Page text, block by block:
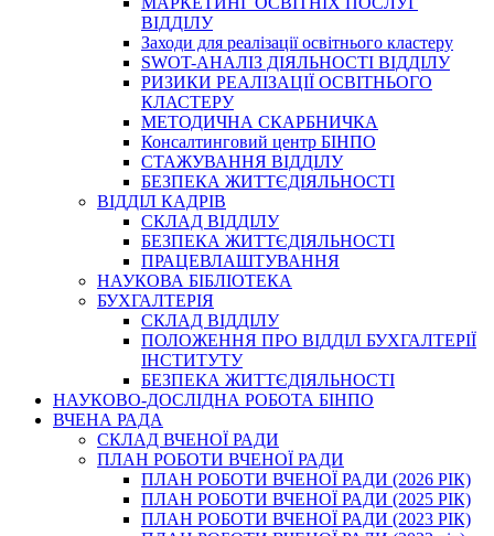
ВІДДІЛУ
Заходи для реалізації освітнього кластеру
SWOT-АНАЛІЗ ДІЯЛЬНОСТІ ВІДДІЛУ
РИЗИКИ РЕАЛІЗАЦІЇ ОСВІТНЬОГО
КЛАСТЕРУ
МЕТОДИЧНА СКАРБНИЧКА
Консалтинговий центр БІНПО
СТАЖУВАННЯ ВІДДІЛУ
БЕЗПЕКА ЖИТТЄДІЯЛЬНОСТІ
ВІДДІЛ КАДРІВ
СКЛАД ВІДДІЛУ
БЕЗПЕКА ЖИТТЄДІЯЛЬНОСТІ
ПРАЦЕВЛАШТУВАННЯ
НАУКОВА БІБЛІОТЕКА
БУХГАЛТЕРІЯ
СКЛАД ВІДДІЛУ
ПОЛОЖЕННЯ ПРО ВІДДІЛ БУХГАЛТЕРІЇ
ІНСТИТУТУ
БЕЗПЕКА ЖИТТЄДІЯЛЬНОСТІ
НАУКОВО-ДОСЛІДНА РОБОТА БІНПО
ВЧЕНА РАДА
СКЛАД ВЧЕНОЇ РАДИ
ПЛАН РОБОТИ ВЧЕНОЇ РАДИ
ПЛАН РОБОТИ ВЧЕНОЇ РАДИ (2026 РІК)
ПЛАН РОБОТИ ВЧЕНОЇ РАДИ (2025 РІК)
ПЛАН РОБОТИ ВЧЕНОЇ РАДИ (2023 РІК)